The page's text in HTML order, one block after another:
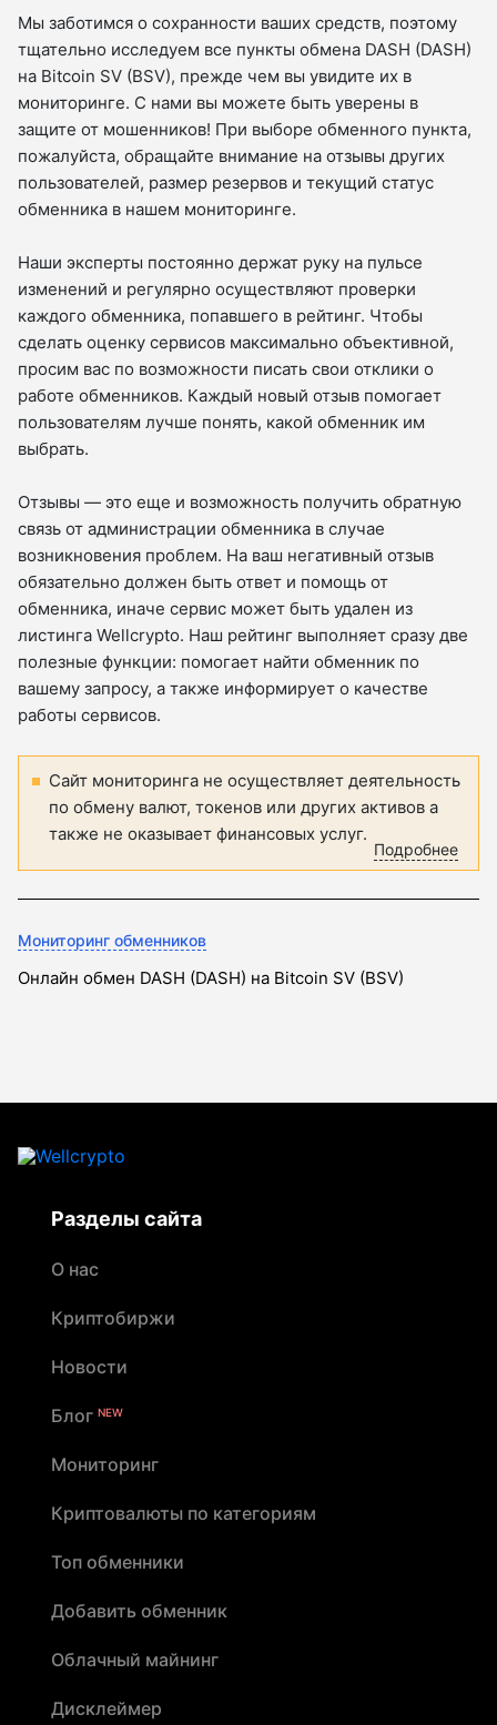
Мы заботимся о сохранности ваших средств, поэтому
тщательно исследуем все пункты обмена DASH (DASH)
на Bitcoin SV (BSV), прежде чем вы увидите их в
мониторинге. С нами вы можете быть уверены в
защите от мошенников! При выборе обменного пункта,
пожалуйста, обращайте внимание на отзывы других
пользователей, размер резервов и текущий статус
обменника в нашем мониторинге.
Наши эксперты постоянно держат руку на пульсе
изменений и регулярно осуществляют проверки
каждого обменника, попавшего в рейтинг. Чтобы
сделать оценку сервисов максимально объективной,
просим вас по возможности писать свои отклики о
работе обменников. Каждый новый отзыв помогает
пользователям лучше понять, какой обменник им
выбрать.
Отзывы — это еще и возможность получить обратную
связь от администрации обменника в случае
возникновения проблем. На ваш негативный отзыв
обязательно должен быть ответ и помощь от
обменника, иначе сервис может быть удален из
листинга Wellcrypto. Наш рейтинг выполняет сразу две
полезные функции: помогает найти обменник по
вашему запросу, а также информирует о качестве
работы сервисов.
Сайт мониторинга не осуществляет деятельность
по обмену валют, токенов или других активов а
также не оказывает финансовых услуг.
Подробнее
Мониторинг обменников
Онлайн обмен DASH (DASH) на Bitcoin SV (BSV)
Разделы сайта
О нас
Криптобиржи
Новости
Блог NEW
Мониторинг
Криптовалюты по категориям
Топ обменники
Добавить обменник
Облачный майнинг
Дисклеймер